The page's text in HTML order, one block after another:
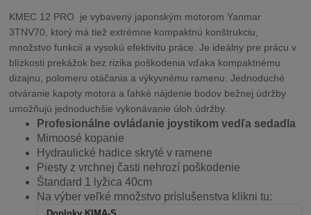
KMEC 12 PRO je vybavený japonským motorom Yanmar
3TNV70, ktorý má tiež extrémne kompaktnú konštrukciu,
množstvo funkcií a vysokú efektivitu práce. Je ideálny pre prácu v
blízkosti prekážok bez rizika poškodenia vďaka kompaktnému
dizajnu, polomeru otáčania a výkyvnému ramenu. Jednoduché
otváranie kapoty motora a ľahké nájdenie bodov bežnej údržby
umožňujú jednoduchšie vykonávanie úloh údržby.
Profesionálne ovládanie joystikom vedľa sedadla
Mimoosé kopanie
Hydraulické hadice skryté v ramene
Piesty z vrchnej časti nehrozí poškodenie
Štandard 1 lyžica 40cm
Na výber veľké množstvo príslušenstva klikni tu: